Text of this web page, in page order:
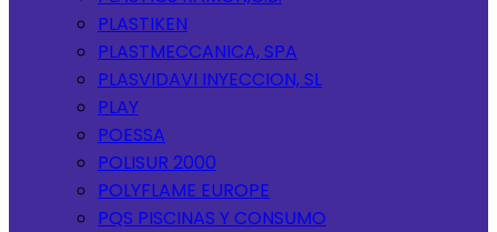
PLASTIKEN
PLASTMECCANICA, SPA
PLASVIDAVI INYECCION, SL
PLAY
POESSA
POLISUR 2000
POLYFLAME EUROPE
PQS PISCINAS Y CONSUMO